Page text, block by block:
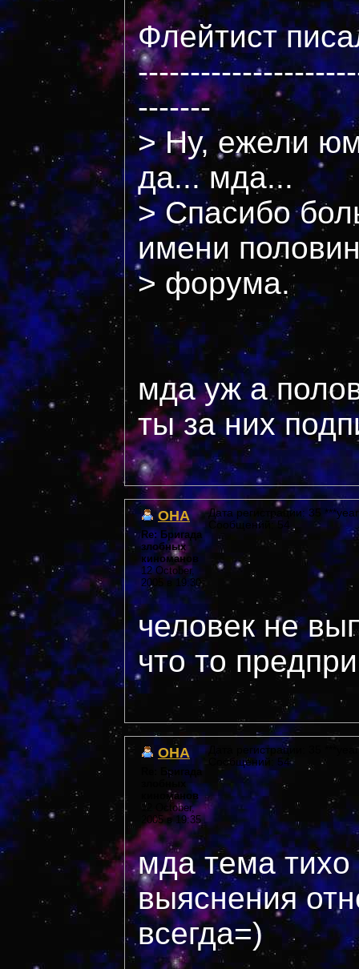
Флейтист
-------
> Ну, ежели
да... мда...
> Спасибо
имени
> форума.
мда уж а
ты за них
OHA
Re: Бригада
злобных
киноманов
12 October,
2005 в 19:30
Дата регистрации: 35
Сообщений: 54
человек не
что то
OHA
Re: Бригада
злобных
киноманов
12 October,
2005 в 19:35
Дата регистрации: 35
Сообщений: 54
мда тема тихо
выяснения
всегда=)